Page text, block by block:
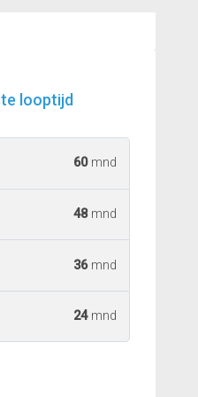
looptijd
60 mnd
48 mnd
36 mnd
24 mnd